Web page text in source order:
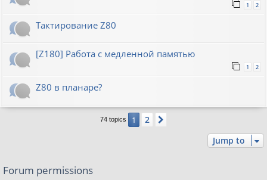
1 2
Тактирование Z80
[Z180] Работа с медленной памятью
1 2
Z80 в планаре?
74 topics 1 2
Jump to
Forum permissions